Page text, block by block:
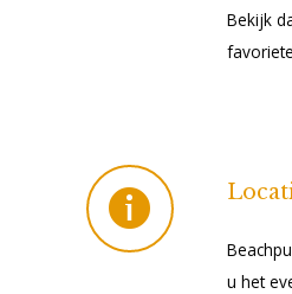
Bekijk
u het